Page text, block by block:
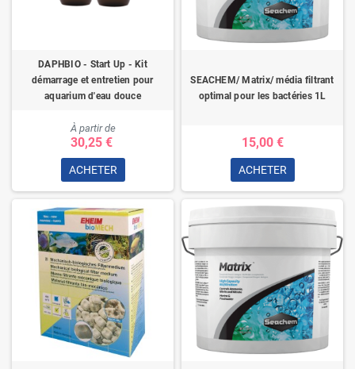
DAPHBIO - Start Up - Kit
démarrage et entretien pour
aquarium d'eau douce
À partir de
30,25 €
ACHETER
SEACHEM/ Matrix/ média filtrant
optimal pour les bactéries 1L
15,00 €
ACHETER